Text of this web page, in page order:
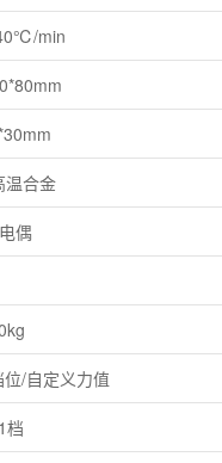
min
温合金
偶
位/自定义力值
档